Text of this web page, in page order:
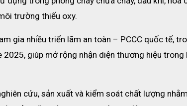
trường thiếu oxy.
gia nhiều triển lãm an toàn – PCCC quốc tế,
giúp mở rộng nhận diện thương hiệu trong
cứu, sản xuất và kiểm soát chất lượng